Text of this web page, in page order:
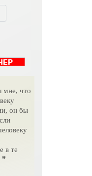
/ Услуги / Товары /
мне, что
он бы
в те
❞